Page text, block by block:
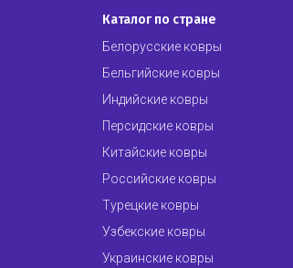
Каталог по стране
Белорусские ковры
Бельгийские ковры
Индийские ковры
Персидские ковры
Китайские ковры
Российские ковры
Турецкие ковры
Узбекские ковры
Украинские ковры